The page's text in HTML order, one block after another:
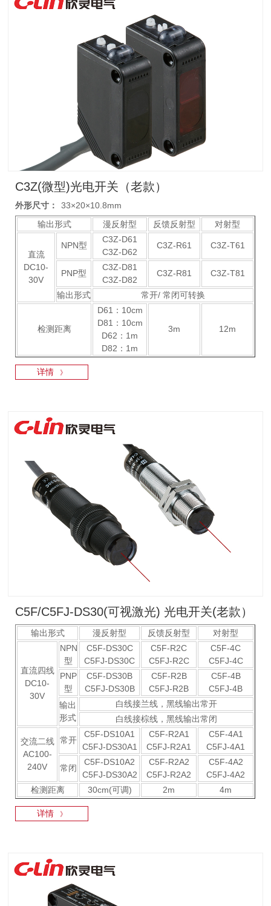
C3Z(微型)光电开关（老款）
外形尺寸：
33×20×10.8mm
输出形式
漫反射型 反馈反射型 对射型
直流
DC10-
30V
NPN型
C3Z-D61
C3Z-D62
C3Z-R61 C3Z-T61
PNP型
C3Z-D81
C3Z-D82
C3Z-R81 C3Z-T81
输出形式 常开/ 常闭可转换
检测距离
D61：10cm
D81：10cm
D62：1m
D82：1m
3m 12m
详情 》
C5F/C5FJ-DS30(可视激光) 光电开关(老款）
输出形式 漫反射型 反馈反射型 对射型
直流四线
DC10-
30V
NPN
型
C5F-DS30C
C5FJ-DS30C
C5F-R2C
C5FJ-R2C
C5F-4C
C5FJ-4C
PNP
型
C5F-DS30B
C5FJ-DS30B
C5F-R2B
C5FJ-R2B
C5F-4B
C5FJ-4B
输出
形式
白线接兰线，黑线输出常开
白线接棕线，黑线输出常闭
交流二线
AC100-
240V
常开
C5F-DS10A1
C5FJ-DS30A1
C5F-R2A1
C5FJ-R2A1
C5F-4A1
C5FJ-4A1
常闭
C5F-DS10A2
C5FJ-DS30A2
C5F-R2A2
C5FJ-R2A2
C5F-4A2
C5FJ-4A2
检测距离
30cm(可调) 2m 4m
详情 》